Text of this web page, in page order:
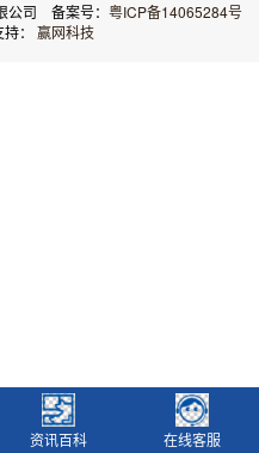
公司 备案号： 粤ICP备14065284号
： 赢网科技
资讯百科 在线客服